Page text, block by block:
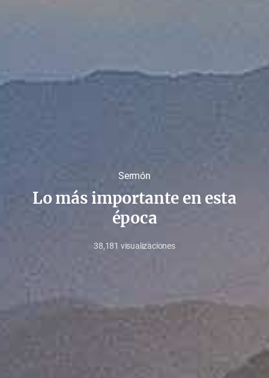
Sermón
Lo más importante en esta
época
julio
38,181 visualizaciones